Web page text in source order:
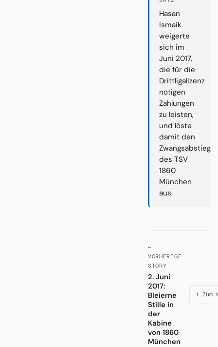
Hasan
Ismaik
weigerte
sich im
Juni 2017,
die für die
Drittligalizenz
nötigen
Zahlungen
zu leisten,
und löste
damit den
Zwangsabstieg
des TSV
1860
München
aus.
←
VORHERIGE
STORY
2. Juni
2017:
Bleierne
Stille in
der
Kabine
von 1860
München
↑